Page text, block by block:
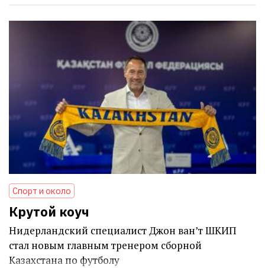
Спорт и около
Крутой коуч
Нидерландский специалист Джон ван’т ШКИП
стал новым главным тренером сборной
Казахстана по футболу